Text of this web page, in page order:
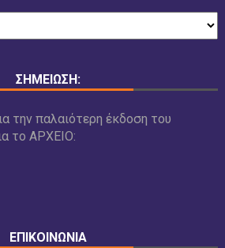
ΣΗΜΕΙΩΣΗ:
την παλαιότερη έκδοση του
το ΑΡΧΕΙΟ:
ΕΠΙΚΟΙΝΩΝΙΑ